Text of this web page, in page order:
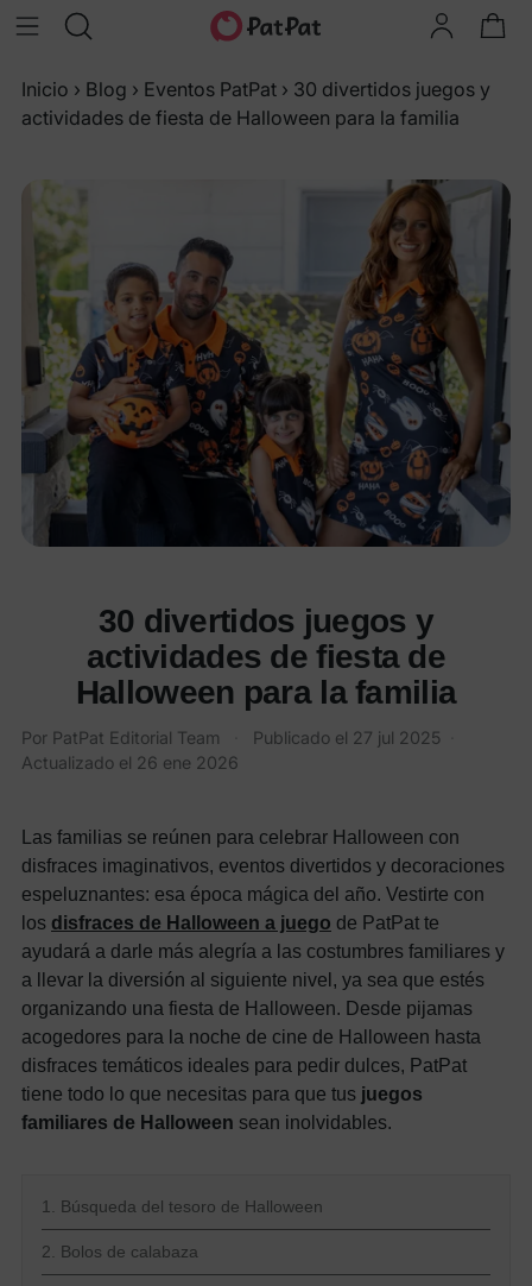
Inicio › Blog › Eventos PatPat › 30 divertidos juegos y
actividades de fiesta de Halloween para la familia
30 divertidos juegos y
actividades de fiesta de
Halloween para la familia
Por PatPat Editorial Team Publicado el 27 jul 2025
Actualizado el 26 ene 2026
Las familias se reúnen para celebrar Halloween con
disfraces imaginativos, eventos divertidos y decoraciones
espeluznantes: esa época mágica del año. Vestirte con
los disfraces de Halloween a juego de PatPat te
ayudará a darle más alegría a las costumbres familiares y
a llevar la diversión al siguiente nivel, ya sea que estés
organizando una fiesta de Halloween. Desde pijamas
acogedores para la noche de cine de Halloween hasta
disfraces temáticos ideales para pedir dulces, PatPat
tiene todo lo que necesitas para que tus juegos
familiares de Halloween sean inolvidables.
1. Búsqueda del tesoro de Halloween
2. Bolos de calabaza